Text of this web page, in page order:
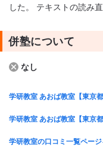
した。 テキストの読み
併塾について
なし
学研教室 あおば教室【東京
学研教室 あおば教室【東京
学研教室の口コミ一覧ペー